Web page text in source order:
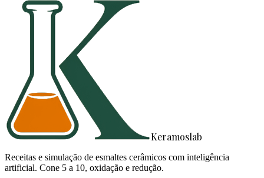
Keramoslab
Receitas e simulação de esmaltes cerâmicos com inteligência
artificial. Cone 5 a 10, oxidação e redução.